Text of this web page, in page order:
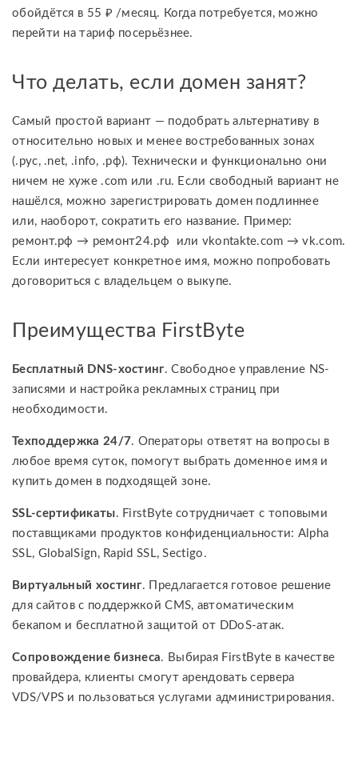
обойдётся в 55 ₽ /месяц. Когда потребуется, можно
перейти на тариф посерьёзнее.
Что делать, если домен занят?
Самый простой вариант — подобрать альтернативу в
относительно новых и менее востребованных зонах
(.рус, .net, .info, .рф). Технически и функционально они
ничем не хуже .com или .ru. Если свободный вариант не
нашёлся, можно зарегистрировать домен подлиннее
или, наоборот, сократить его название. Пример:
ремонт.рф → ремонт24.рф или vkontakte.com → vk.com.
Если интересует конкретное имя, можно попробовать
договориться с владельцем о выкупе.
Преимущества FirstByte
Бесплатный DNS-хостинг. Свободное управление NS-
записями и настройка рекламных страниц при
необходимости.
Техподдержка 24/7. Операторы ответят на вопросы в
любое время суток, помогут выбрать доменное имя и
купить домен в подходящей зоне.
SSL-сертификаты. FirstByte сотрудничает с топовыми
поставщиками продуктов конфиденциальности: Alpha
SSL, GlobalSign, Rapid SSL, Sectigo.
Виртуальный хостинг. Предлагается готовое решение
для сайтов с поддержкой CMS, автоматическим
бекапом и бесплатной защитой от DDoS-атак.
Сопровождение бизнеса. Выбирая FirstByte в качестве
провайдера, клиенты смогут арендовать сервера
VDS/VPS и пользоваться услугами администрирования.